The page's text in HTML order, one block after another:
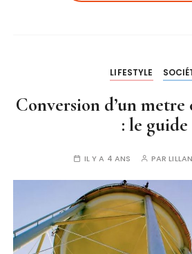
LIFESTYLE
Conversion d’un
: le guide
IL Y A 4 ANS PAR